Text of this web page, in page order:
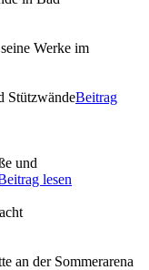
Werke im
StützwändeBeitrag
und
lesen
an der Sommerarena